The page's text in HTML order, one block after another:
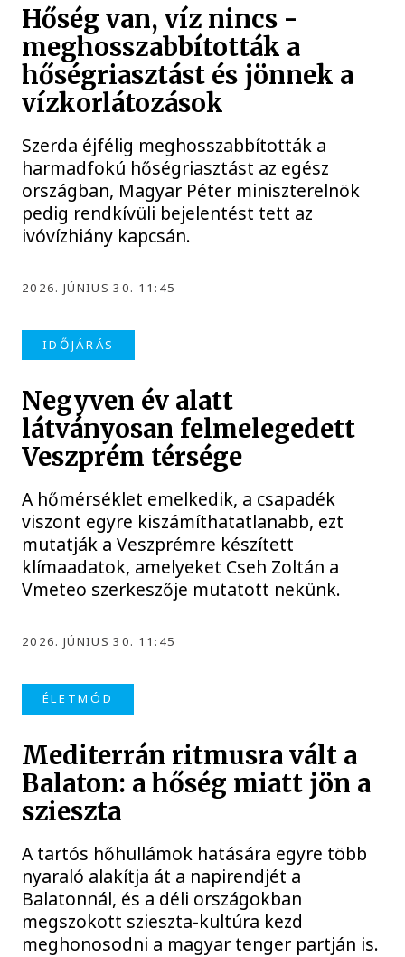
Hőség van, víz nincs -
meghosszabbították a
hőségriasztást és jönnek a
vízkorlátozások
Szerda éjfélig meghosszabbították a
harmadfokú hőségriasztást az egész
országban, Magyar Péter miniszterelnök
pedig rendkívüli bejelentést tett az
ivóvízhiány kapcsán.
2026. JÚNIUS 30. 11:45
IDŐJÁRÁS
Negyven év alatt
látványosan felmelegedett
Veszprém térsége
A hőmérséklet emelkedik, a csapadék
viszont egyre kiszámíthatatlanabb, ezt
mutatják a Veszprémre készített
klímaadatok, amelyeket Cseh Zoltán a
Vmeteo szerkeszője mutatott nekünk.
2026. JÚNIUS 30. 11:45
ÉLETMÓD
Mediterrán ritmusra vált a
Balaton: a hőség miatt jön a
szieszta
A tartós hőhullámok hatására egyre több
nyaraló alakítja át a napirendjét a
Balatonnál, és a déli országokban
megszokott szieszta-kultúra kezd
meghonosodni a magyar tenger partján is.